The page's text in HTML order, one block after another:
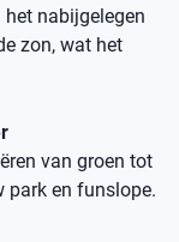
nabijgelegen
zon, wat het
van groen tot
park en funslope.